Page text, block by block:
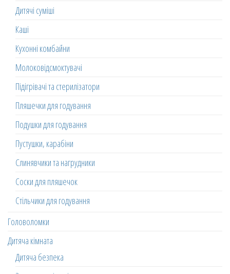
Дитячі суміші
Каші
Кухонні комбайни
Молоковідсмоктувачі
Підігрівачі та стерилізатори
Пляшечки для годування
Подушки для годування
Пустушки, карабіни
Слинявчики та нагрудники
Соски для пляшечок
Стільчики для годування
Головоломки
Дитяча кімната
Дитяча безпека